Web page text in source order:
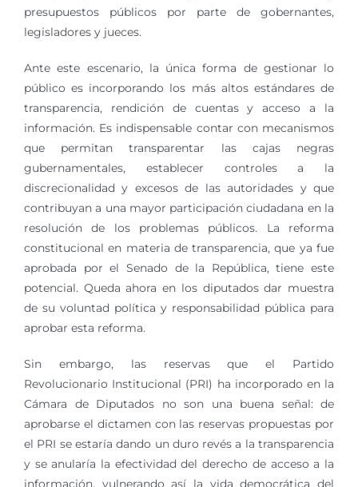
presupuestos públicos por parte de gobernantes,
legisladores y jueces.
Ante este escenario, la única forma de gestionar lo
público es incorporando los más altos estándares de
transparencia, rendición de cuentas y acceso a la
información. Es indispensable contar con mecanismos
que permitan transparentar las cajas negras
gubernamentales, establecer controles a la
discrecionalidad y excesos de las autoridades y que
contribuyan a una mayor participación ciudadana en la
resolución de los problemas públicos. La reforma
constitucional en materia de transparencia, que ya fue
aprobada por el Senado de la República, tiene este
potencial. Queda ahora en los diputados dar muestra
de su voluntad política y responsabilidad pública para
aprobar esta reforma.
Sin embargo, las reservas que el Partido
Revolucionario Institucional (PRI) ha incorporado en la
Cámara de Diputados no son una buena señal: de
aprobarse el dictamen con las reservas propuestas por
el PRI se estaría dando un duro revés a la transparencia
y se anularía la efectividad del derecho de acceso a la
información, vulnerando así la vida democrática del